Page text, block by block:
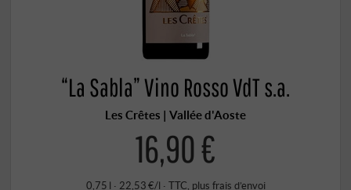
“La Sabla” Vino Rosso VdT s.a.
Les Crêtes | Vallée d'Aoste
16,90 €
0,75 l · 22,53 €/l · TTC , plus frais d’envoi